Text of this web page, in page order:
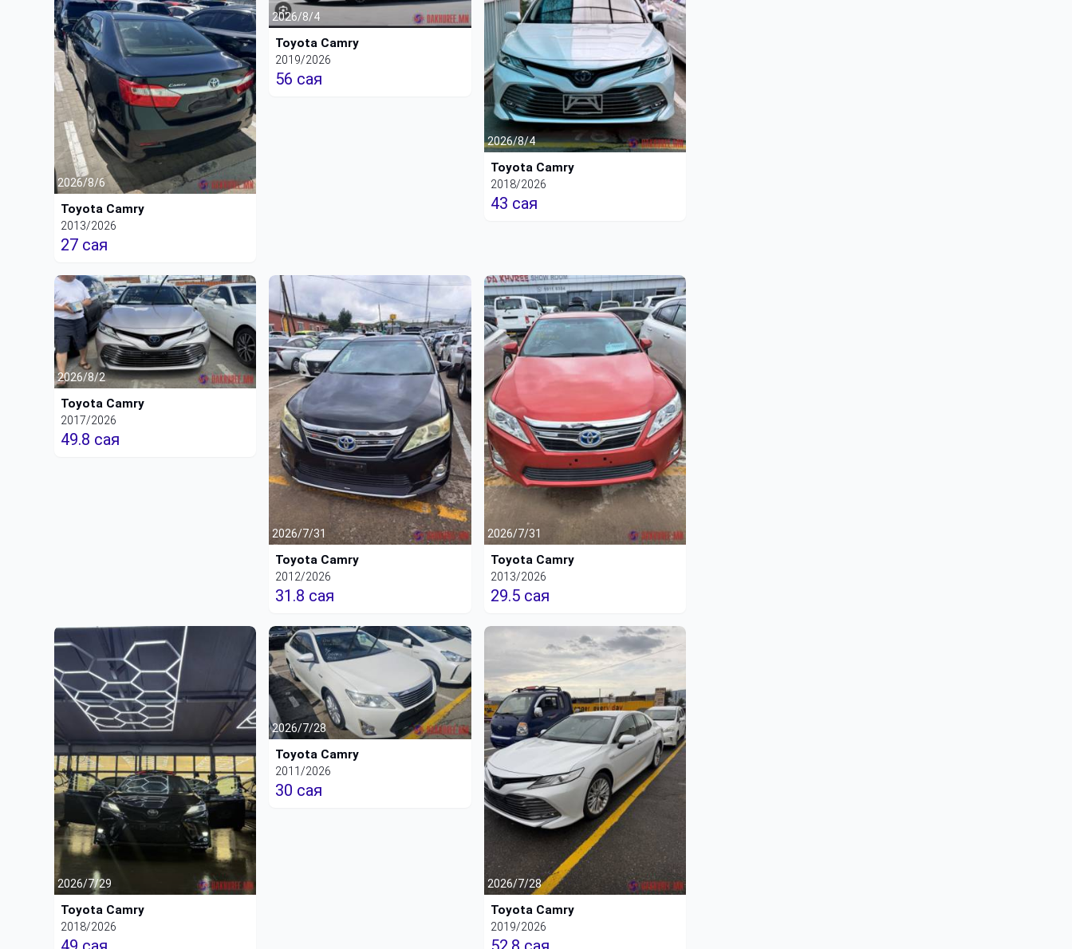
2026/8/6
Toyota Camry
2013/2026
27 сая
2026/8/4
Toyota Camry
2019/2026
56 сая
2026/8/4
Toyota Camry
2018/2026
43 сая
2026/8/2
Toyota Camry
2017/2026
49.8 сая
2026/7/31
Toyota Camry
2012/2026
31.8 сая
2026/7/31
Toyota Camry
2013/2026
29.5 сая
2026/7/29
Toyota Camry
2018/2026
2026/7/28
Toyota Camry
2011/2026
30 сая
2026/7/28
Toyota Camry
2019/2026